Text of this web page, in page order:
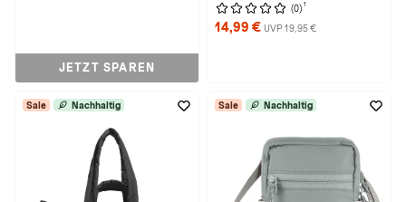
JETZT SPAREN
(0) 1
14,99 € UVP 19,95 €
Sale Nachhaltig Sale Nachhaltig